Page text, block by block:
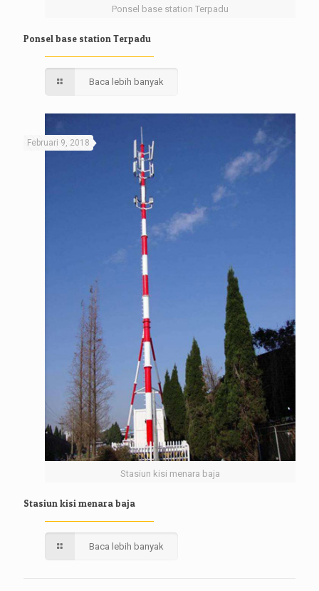
Ponsel base station Terpadu
Ponsel base station Terpadu
Baca lebih banyak
Stasiun kisi menara baja
Februari 9, 2018
Stasiun kisi menara baja
Baca lebih banyak